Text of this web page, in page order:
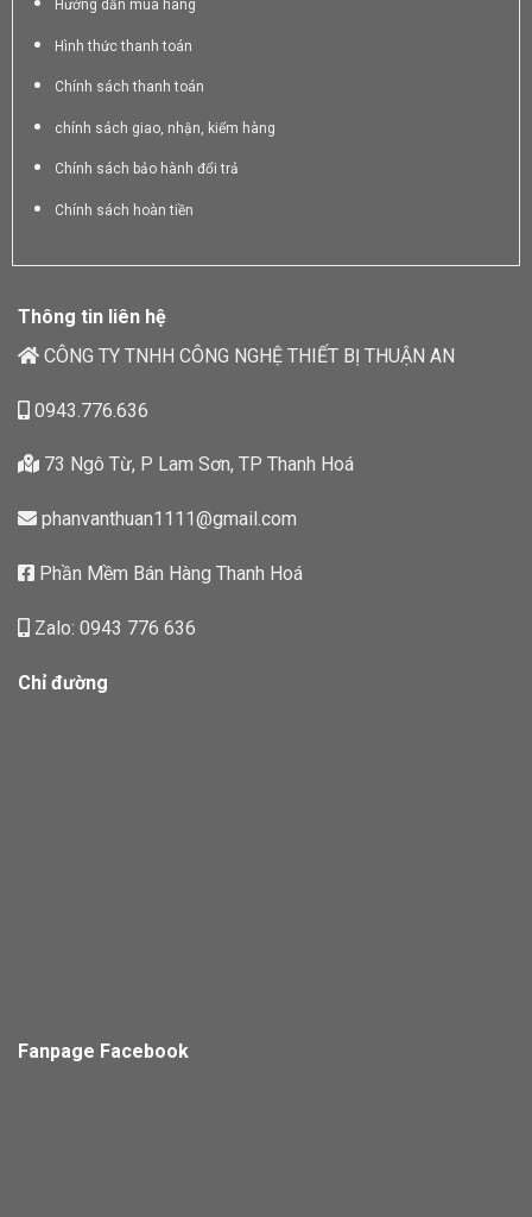
Hướng dẫn mua hàng
Hình thức thanh toán
Chính sách thanh toán
chính sách giao, nhận, kiểm hàng
Chính sách bảo hành đổi trả
Chính sách hoàn tiền
Thông tin liên hệ
CÔNG TY TNHH CÔNG NGHỆ THIẾT BỊ THUẬN AN
0943.776.636
73 Ngô Từ, P Lam Sơn, TP Thanh Hoá
phanvanthuan1111@gmail.com
Phần Mềm Bán Hàng Thanh Hoá
Zalo: 0943 776 636
Chỉ đường
Fanpage Facebook